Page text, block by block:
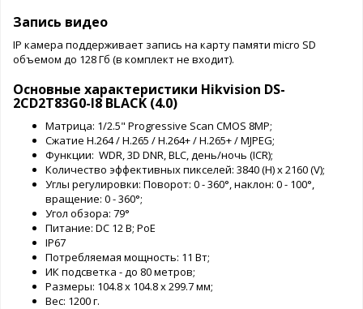
Запись видео
IP камера поддерживает запись на карту памяти micro SD
объемом до 128 Гб (в комплект не входит).
Основные характеристики Hikvision DS-
2CD2T83G0-I8 BLACK (4.0)
Матрица: 1/2.5" Progressive Scan CMOS 8МР;
Сжатие H.264 / Н.265 / H.264+ / Н.265+ / MJPEG;
Функции: WDR, 3D DNR, BLC, день/ночь (ICR);
Количество эффективных пикселей: 3840 (H) x 2160 (V);
Углы регулировки: Поворот: 0 - 360°, наклон: 0 - 100°,
вращение: 0 - 360°;
Угол обзора: 79°
Питание: DC 12 В; PoE
IP67
Потребляемая мощность: 11 Вт;
ИК подсветка - до 80 метров;
Размеры: 104.8 х 104.8 х 299.7 мм;
Вес: 1200 г.